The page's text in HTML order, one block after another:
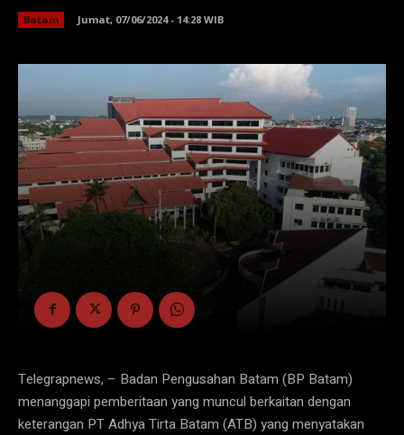
Batam Jumat, 07/06/2024 - 14:28 WIB
Telegrapnews, – Badan Pengusahan Batam (BP Batam)
menanggapi pemberitaan yang muncul berkaitan dengan
keterangan PT Adhya Tirta Batam (ATB) yang menyatakan